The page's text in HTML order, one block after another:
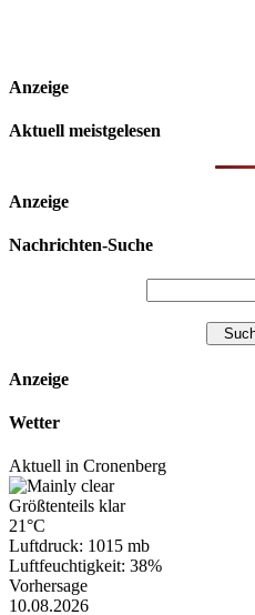
Anzeige
Aktuell meistgelesen
Anzeige
Nachrichten-Suche
Anzeige
Wetter
Aktuell in Cronenberg
Größtenteils klar
21°C
Luftdruck: 1015 mb
Luftfeuchtigkeit: 38%
Vorhersage
10.08.2026